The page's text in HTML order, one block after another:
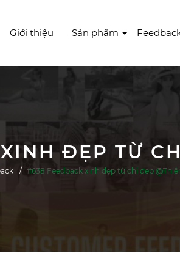
Giới thiệu Sản phẩm
#638 Feedback xinh đẹp từ chị đẹp